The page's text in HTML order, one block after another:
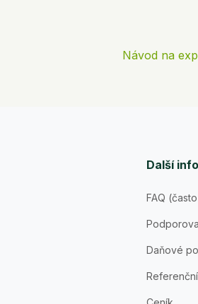
Návod na
Další
FAQ
Daňové